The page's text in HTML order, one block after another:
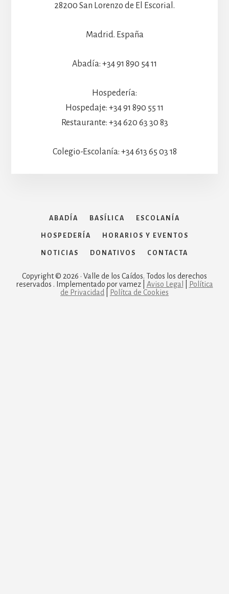
28200 San Lorenzo de El Escorial.
Madrid. España
Abadía: +34 91 890 54 11
Hospedería:
Hospedaje: +34 91 890 55 11
Restaurante: +34 620 63 30 83
Colegio-Escolanía: +34 613 65 03 18
ABADÍA BASÍLICA ESCOLANÍA
HOSPEDERÍA HORARIOS Y EVENTOS
NOTICIAS DONATIVOS CONTACTA
Copyright © 2026 · Valle de los Caídos. Todos los derechos
reservados . Implementado por vamez | Aviso Legal
Política
de Privacidad
Polítca de Cookies